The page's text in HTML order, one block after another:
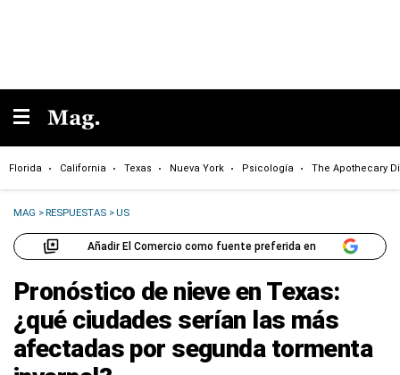
Florida California Texas Nueva York Psicología The Apothecary
MAG >RESPUESTAS >US
Añadir El Comercio como fuente preferida en
Pronóstico de nieve en Texas:
¿qué ciudades serían las más
afectadas por segunda tormenta